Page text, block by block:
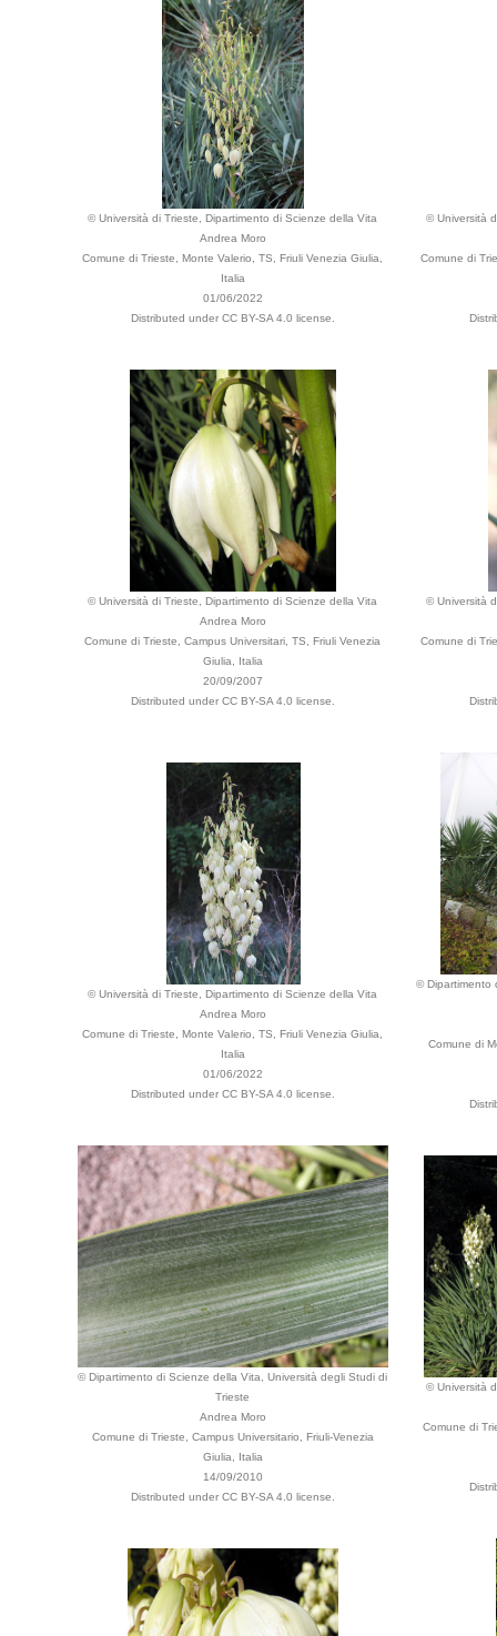
© Università di Trieste, Dipartimento di Scienze della Vita
Andrea Moro
Comune di Trieste, Monte Valerio, TS, Friuli Venezia Giulia,
Italia
01/06/2022
Distributed under CC BY-SA 4.0 license.
© Università
Comune di
© Università di Trieste, Dipartimento di Scienze della Vita
Andrea Moro
Comune di Trieste, Campus Universitari, TS, Friuli Venezia
Giulia, Italia
20/09/2007
Distributed under CC BY-SA 4.0 license.
© Università
Comune di
© Università di Trieste, Dipartimento di Scienze della Vita
Andrea Moro
Comune di Trieste, Monte Valerio, TS, Friuli Venezia Giulia,
Italia
01/06/2022
Distributed under CC BY-SA 4.0 license.
© Dipartimento
Comune di
© Dipartimento di Scienze della Vita, Università degli Studi di
Trieste
Andrea Moro
Comune di Trieste, Campus Universitario, Friuli-Venezia
Giulia, Italia
14/09/2010
Distributed under CC BY-SA 4.0 license.
© Università
Comune di